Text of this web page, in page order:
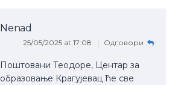
Nenad
25/05/2025 at 17:08 Одговори
Поштовани Теодоре, Центар за
образовање Крагујевац ће све